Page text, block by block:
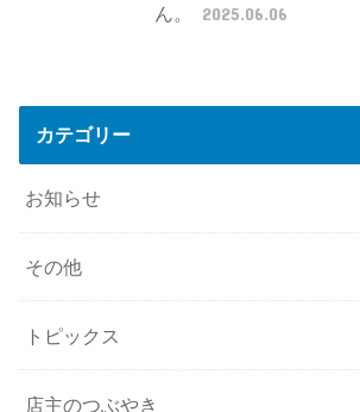
ん。
2025.06.06
カテゴリー
お知らせ
その他
トピックス
店主のつぶやき